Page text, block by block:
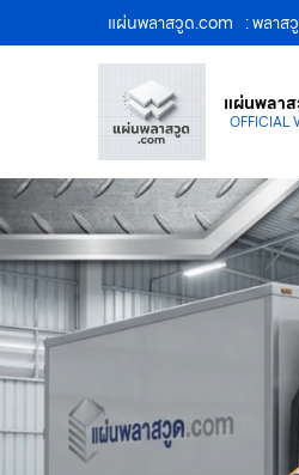
แผ่นพลาสวูด.com : พลาส
แผ่นพลา
OFFICIAL